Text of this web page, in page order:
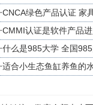
·CNCA绿色产品认证 家
·CMMI认证是软件产品
·什么是985大学 全国
·适合小生态鱼缸养鱼的